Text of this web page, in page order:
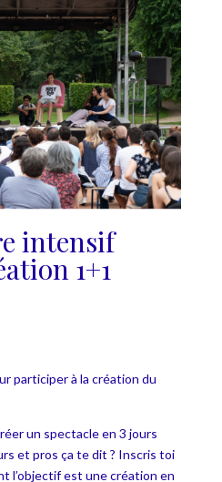
intensif
1+1
participer à la création du
un spectacle en 3 jours
et pros ça tedit ? Inscris toi
l’objectif est une création en